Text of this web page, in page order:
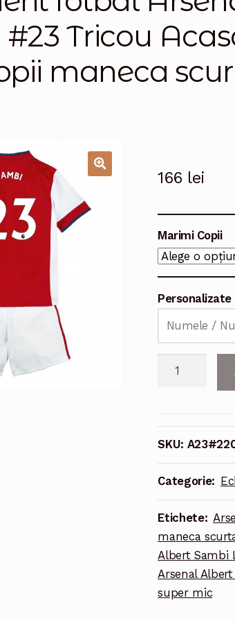
Tricou
maneca
166 lei
Marimi Copii
Personalizate
Albert
Lokonga
Tricou
Acasa
2021-
2022
pentru
SKU:
Categorie:
Etichete:
maneca
Albert Sambi
Arsenal
super mic